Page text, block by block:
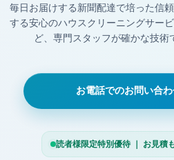
毎日お届けする新聞配達で培った信
する安心のハウスクリーニングサー
ど、専門スタッフが確かな技術
お電話でのお問い合
読者様限定特別優待 ｜ お見積